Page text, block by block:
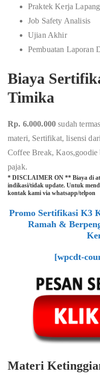
Praktek Kerja
Job Safety Analisis
Ujian Akhir
Pembuatan Laporan
Biaya
Timika
Rp. 6.000.000sudah
materi, Sertifikat, lisensi
Coffee Break,
pajak.
* DISCLAIMER ON ** Biaya di
indikasi/tidak update. Untuk
kontak kami via whatsapp/telpon
Promo Sertifikasi K3
Ramah &
[wpcdt-
Materi